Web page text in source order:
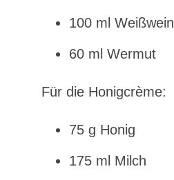
100 ml Weißwein
60 ml Wermut
Für die Honigcrème:
75 g Honig
175 ml Milch